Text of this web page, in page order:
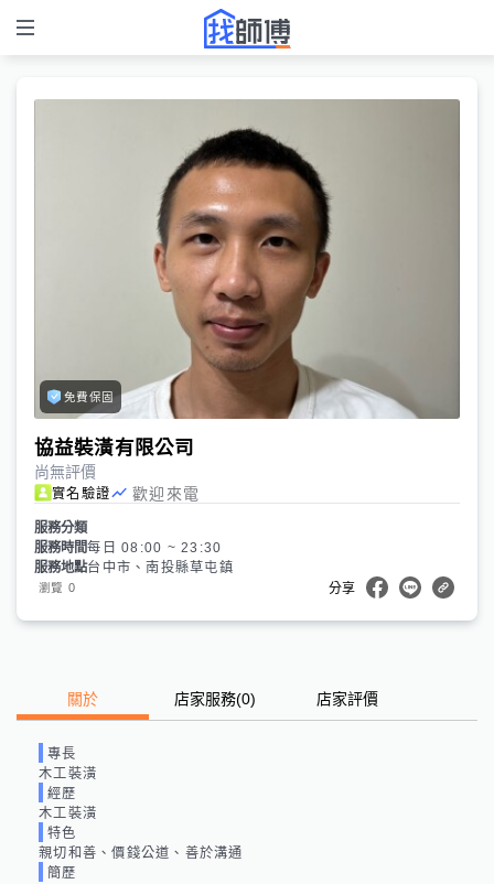
免費保固
協益裝潢有限公司
尚無評價
實名驗證 歡迎來電
服務分類
服務時間每日 08:00 ~ 23:30
服務地點台中市、南投縣草屯鎮
瀏覽 0 分享
關於 店家服務(0) 店家評價
專長
木工裝潢
經歷
木工裝潢
特色
親切和善、價錢公道、善於溝通
簡歷